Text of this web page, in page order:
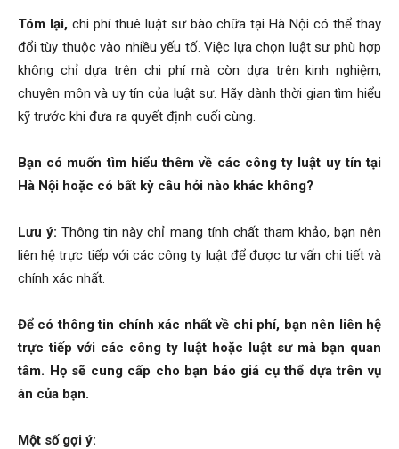
Tóm lại,chi phí thuê luật sư bào chữa tại Hà Nội có thể thay
đổi tùy thuộc vào nhiều yếu tố. Việc lựa chọn luật sư phù hợp
không chỉ dựa trên chi phí mà còn dựa trên kinh nghiệm,
chuyên môn và uy tín của luật sư. Hãy dành thời gian tìm hiểu
kỹ trước khi đưa ra quyết định cuối cùng.
Bạn có muốn tìm hiểu thêm về các công ty luật uy tín tại
Hà Nội hoặc có bất kỳ câu hỏi nào khác không?
Lưu ý: Thông tin này chỉ mang tính chất tham khảo, bạn nên
liên hệ trực tiếp với các công ty luật để được tư vấn chi tiết và
chính xác nhất.
Để có thông tin chính xác nhất về chi phí, bạn nên liên hệ
trực tiếp với các công ty luật hoặc luật sư mà bạn quan
tâm. Họ sẽ cung cấp cho bạn báo giá cụ thể dựa trên vụ
án của bạn.
Một số gợi ý: